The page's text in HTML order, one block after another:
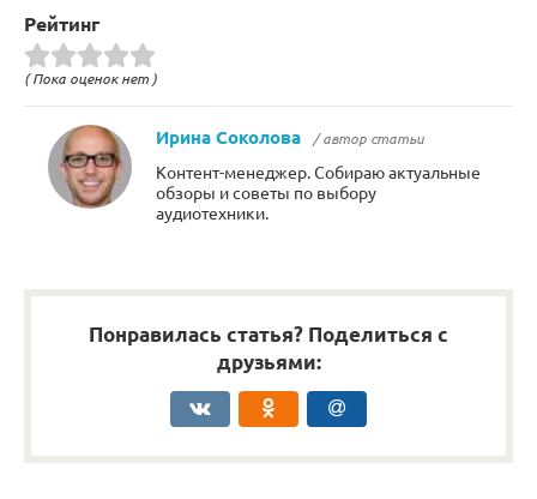
Рейтинг
( Пока оценок нет )
Ирина Соколова / автор статьи
Контент-менеджер. Собираю актуальные
обзоры и советы по выбору
аудиотехники.
Понравилась статья? Поделиться с
друзьями: